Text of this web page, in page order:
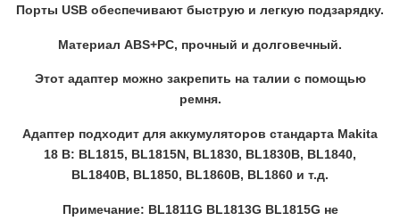
Порты USB обеспечивают быструю и легкую подзарядку.
Материал ABS+PC, прочный и долговечный.
Этот адаптер можно закрепить на талии с помощью
ремня.
Адаптер подходит для аккумуляторов стандарта Makita
18 В: BL1815, BL1815N, BL1830, BL1830B, BL1840,
BL1840B, BL1850, BL1860B, BL1860 и т.д.
Примечание: BL1811G BL1813G BL1815G не